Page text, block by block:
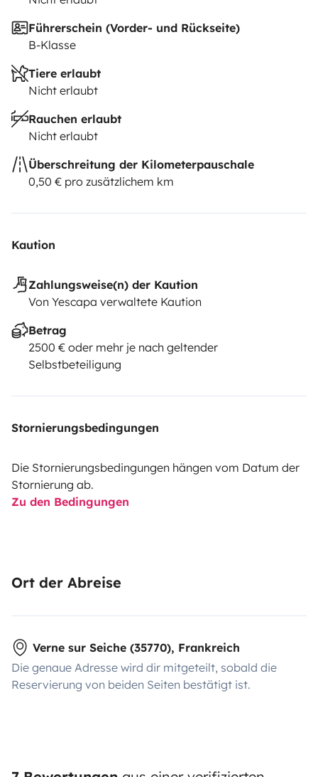
Führerschein (Vorder- und Rückseite)
B-Klasse
Tiere erlaubt
Nicht erlaubt
Rauchen erlaubt
Nicht erlaubt
Überschreitung der Kilometerpauschale
0,50 € pro zusätzlichem km
Kaution
Zahlungsweise(n) der Kaution
Von Yescapa verwaltete Kaution
Betrag
2500 € oder mehr je nach geltender
Selbstbeteiligung
Stornierungsbedingungen
Die Stornierungsbedingungen hängen vom Datum der
Stornierung ab.
Zu den Bedingungen
Ort der Abreise
Verne sur Seiche (35770), Frankreich
Die genaue Adresse wird dir mitgeteilt, sobald die
Reservierung von beiden Seiten bestätigt ist.